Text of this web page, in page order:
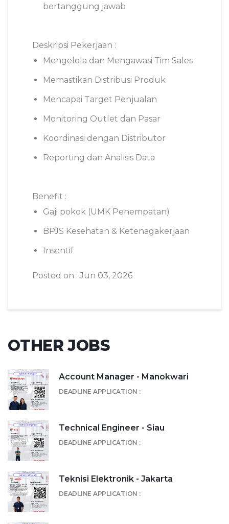
bertanggung jawab
Deskripsi Pekerjaan :
Mengelola dan Mengawasi Tim Sales
Memastikan Distribusi Produk
Mencapai Target Penjualan
Monitoring Outlet dan Pasar
Koordinasi dengan Distributor
Reporting dan Analisis Data
Benefit :
Gaji pokok (UMK Penempatan)
BPJS Kesehatan & Ketenagakerjaan
Insentif
Posted on : Jun 03, 2026
OTHER JOBS
Account Manager - Manokwari
DEADLINE APPLICATION :
Technical Engineer - Siau
DEADLINE APPLICATION :
Teknisi Elektronik - Jakarta
DEADLINE APPLICATION :